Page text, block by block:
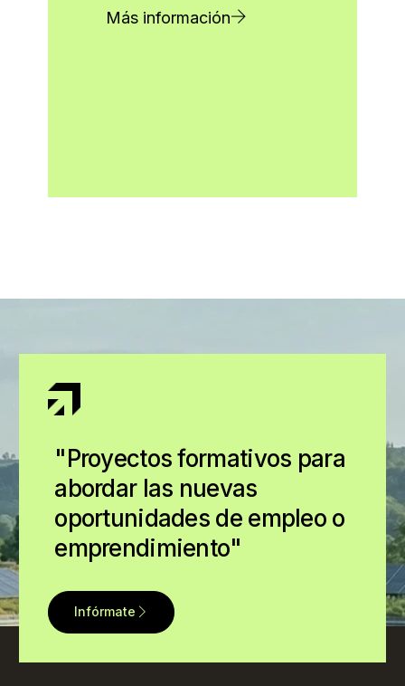
Más información
"Proyectos formativos para
abordar las nuevas
oportunidades de empleo o
emprendimiento"
Infórmate